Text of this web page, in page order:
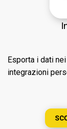
Esporta i dati
integrazioni